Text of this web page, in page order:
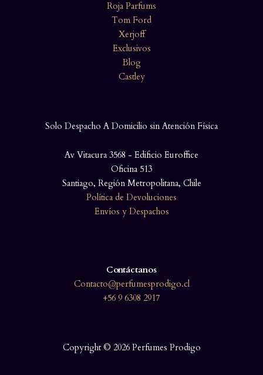
Roja Parfums
Tom Ford
Xerjoff
Exclusivos
Blog
Castley
Solo Despacho A Domicilio sin Atención Física
Av Vitacura 3568 - Edificio Euroffice
Oficina 513
Santiago, Región Metropolitana, Chile
Política de Devoluciones
Envíos y Despachos
Contáctanos
Contacto@perfumesprodigo.cl
+56 9 6308 2917
Copyright © 2026 Perfumes Prodigo